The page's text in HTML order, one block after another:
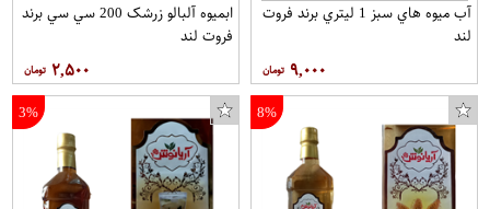
آب ميوه هاي سبز 1 ليتري برند فروت
لند
۹,۰۰۰
ابمیوه آلبالو زرشک 200 سي سي برند
فروت لند
۲,۵۰۰
8%
3%